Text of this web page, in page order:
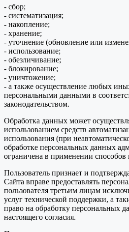
- сбор;
- систематизация;
- накопление;
- хранение;
- уточнение (обновление или
- использование;
- обезличивание;
- блокирование;
- уничтожение;
- а также осуществление любых
персональными данными в
законодательством.
Обработка данных может
использованием средств
использования (при
обработке персональных данных
ограничена в применении способов
Пользователь признает и
Сайта вправе предоставлять
пользователя третьим лицам
услуг технической поддержки, а
право на обработку персональных
настоящего согласия.